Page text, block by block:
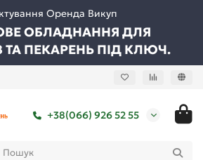
Оренда Викуп
ОБЛАДНАННЯ ДЛЯ
ТА ПЕКАРЕНЬ ПІД КЛЮЧ.
+38(066) 926 52 55